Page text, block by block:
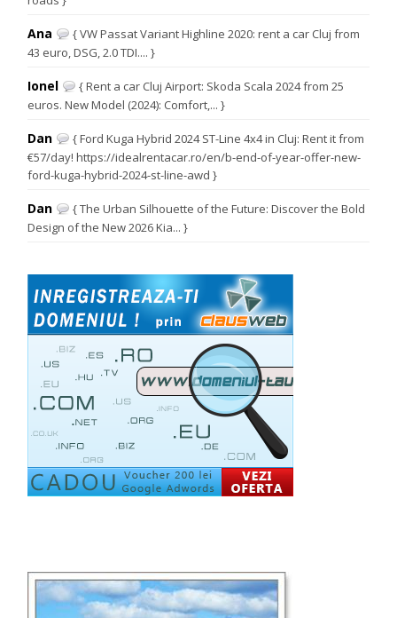
Ana
{ VW Passat Variant Highline 2020: rent a car Cluj from
43 euro, DSG, 2.0 TDI.... }
Ionel
{ Rent a car Cluj Airport: Skoda Scala 2024 from 25
euros. New Model (2024): Comfort,... }
Dan
{ Ford Kuga Hybrid 2024 ST-Line 4x4 in Cluj: Rent it from
€57/day! https://idealrentacar.ro/en/b-end-of-year-offer-new-
ford-kuga-hybrid-2024-st-line-awd }
Dan
{ The Urban Silhouette of the Future: Discover the Bold
Design of the New 2026 Kia... }